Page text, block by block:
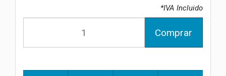
*IVA Incluido
Comprar